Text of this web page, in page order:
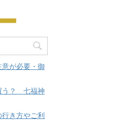
が必要・御
う？ 七福神
き方やご利